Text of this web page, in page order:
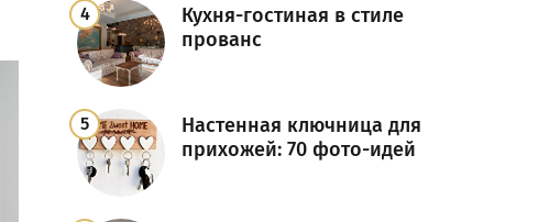
Кухня-гостиная в стиле
прованс
Настенная ключница для
прихожей: 70 фото-идей